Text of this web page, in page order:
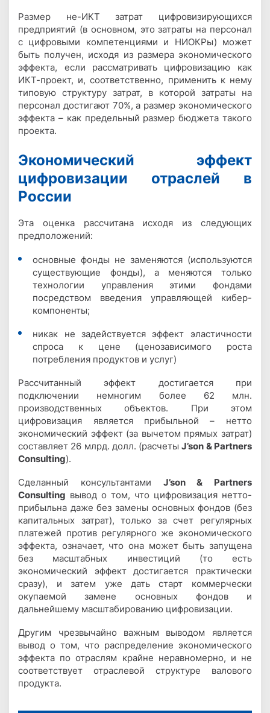
Размер не-ИКТ затрат цифровизирующихся
предприятий (в основном, это затраты на персонал
с цифровыми компетенциями и НИОКРы) может
быть получен, исходя из размера экономического
эффекта, если рассматривать цифровизацию как
ИКТ-проект, и, соответственно, применить к нему
типовую структуру затрат, в которой затраты на
персонал достигают 70%, а размер экономического
эффекта – как предельный размер бюджета такого
проекта.
Экономический эффект
цифровизации отраслей в
России
Эта оценка рассчитана исходя из следующих
предположений:
основные фонды не заменяются (используются
существующие фонды), а меняются только
технологии управления этими фондами
посредством введения управляющей кибер-
компоненты;
никак не задействуется эффект эластичности
спроса к цене (ценозависимого роста
потребления продуктов и услуг)
Рассчитанный эффект достигается при
подключении немногим более 62 млн.
производственных объектов. При этом
цифровизация является прибыльной – нетто
экономический эффект (за вычетом прямых затрат)
составляет 26 млрд. долл. (расчетыJ’son & Partners
Consulting).
Сделанный консультантами J’son & Partners
Consulting вывод о том, что цифровизация нетто-
прибыльна даже без замены основных фондов (без
капитальных затрат), только за счет регулярных
платежей против регулярного же экономического
эффекта, означает, что она может быть запущена
без масштабных инвестиций (то есть
экономический эффект достигается практически
сразу), и затем уже дать старт коммерчески
окупаемой замене основных фондов и
дальнейшему масштабированию цифровизации.
Другим чрезвычайно важным выводом является
вывод о том, что распределение экономического
эффекта по отраслям крайне неравномерно, и не
соответствует отраслевой структуре валового
продукта.